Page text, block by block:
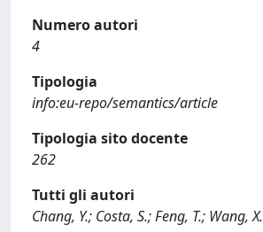
Numero autori
4
Tipologia
info:eu-repo/semantics/article
Tipologia sito docente
262
Tutti gli autori
Chang, Y.; Costa, S.; Feng, T.; Wang, X.